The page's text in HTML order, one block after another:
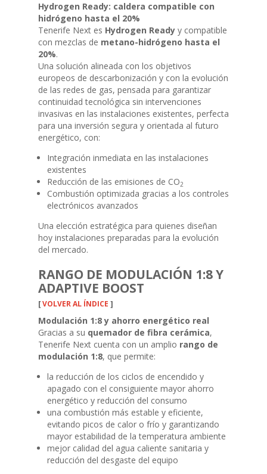
Hydrogen Ready: caldera compatible con
hidrógeno hasta el 20%
Tenerife Next es Hydrogen Ready y compatible
con mezclas de metano-hidrógeno hasta el
20%.
Una solución alineada con los objetivos
europeos de descarbonización y con la evolución
de las redes de gas, pensada para garantizar
continuidad tecnológica sin intervenciones
invasivas en las instalaciones existentes, perfecta
para una inversión segura y orientada al futuro
energético, con:
Integración inmediata en las instalaciones
existentes
Reducción de las emisiones de CO2
Combustión optimizada gracias a los controles
electrónicos avanzados
Una elección estratégica para quienes diseñan
hoy instalaciones preparadas para la evolución
del mercado.
RANGO DE MODULACIÓN 1:8 Y
ADAPTIVE BOOST
[VOLVER AL ÍNDICE ]
Modulación 1:8 y ahorro energético real
Gracias a su quemador de fibra cerámica,
Tenerife Next cuenta con un amplio rango de
modulación 1:8, que permite:
la reducción de los ciclos de encendido y
apagado con el consiguiente mayor ahorro
energético y reducción del consumo
una combustión más estable y eficiente,
evitando picos de calor o frío y garantizando
mayor estabilidad de la temperatura ambiente
mejor calidad del agua caliente sanitaria y
reducción del desgaste del equipo